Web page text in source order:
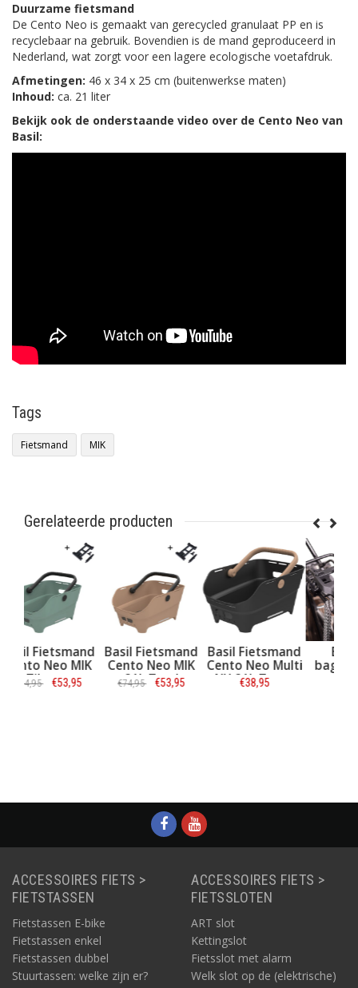
Duurzame fietsmand
De Cento Neo is gemaakt van gerecycled granulaat PP en is
recyclebaar na gebruik. Bovendien is de mand geproduceerd in
Nederland, wat zorgt voor een lagere ecologische voetafdruk.
Afmetingen: 46 x 34 x 25 cm (buitenwerkse maten)
Inhoud: ca. 21 liter
Bekijk ook de onderstaande video over de Cento Neo van
Basil:
Tags
Fietsmand MIK
Gerelateerde producten
Basil Fietsmand
Cento Neo MIK
21L Zand
€74,95 €53,95
Basil Fietsmand
Cento Neo Multi
NX 21L Zwart
€38,95
Basil MIK
bagagedrager
€19,95
ACCESSOIRES FIETS >
FIETSTASSEN
Fietstassen E-bike
Fietstassen enkel
Fietstassen dubbel
Stuurtassen: welke zijn er?
ACCESSOIRES FIETS >
FIETSSLOTEN
ART slot
Kettingslot
Fietsslot met alarm
Welk slot op de (elektrische)